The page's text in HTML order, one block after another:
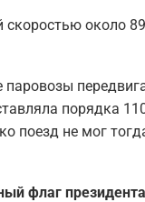
около
порядка
поезд не мог
флаг